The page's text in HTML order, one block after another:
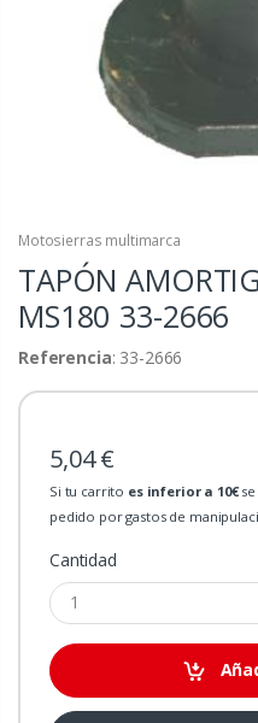
Motosierras multimarca
TAPÓN
MS180 33-2666
Referencia: 33-2666
5,04 €
Si tu carrito es inferior a 10€se
pedido por gastos de
Cantidad